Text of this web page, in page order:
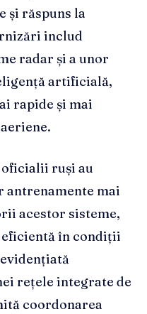
și răspuns la
includ
radar și a unor
artificială,
rapide și mai
ruși au
antrenamente mai
acestor sisteme,
în condiții
rețele integrate de
coordonarea